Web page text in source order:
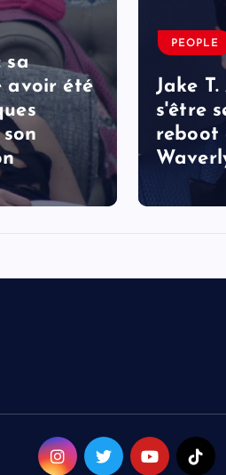
sa
avoir été
PEOPLE
Jake
s'être
reboot